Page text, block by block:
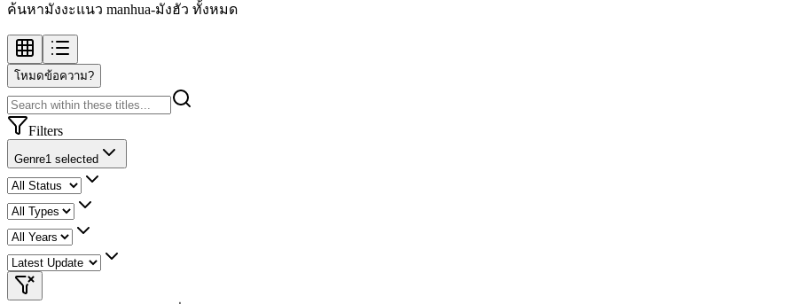
ค้นหามังงะแนว manhua-มังฮัว ทั้งหมด
โหมดข้อความ?
Filters
Genre1 selected